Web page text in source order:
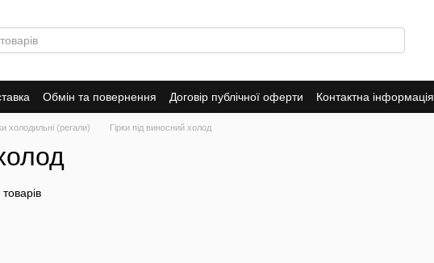
Обмін та повернення Договір публічної оферти Контактна інформація
холодильні (регали) Гірки під виносний холод